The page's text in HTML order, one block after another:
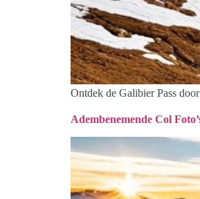
Ontdek de Galibier Pass
Adembenemende Col